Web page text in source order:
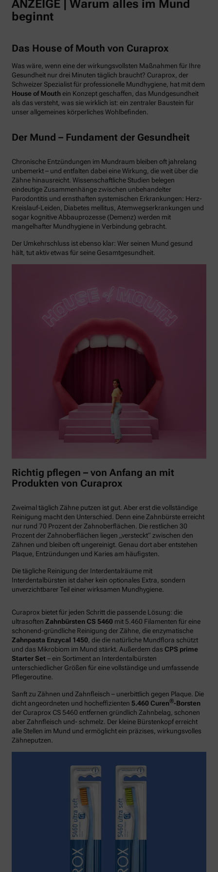
ANZEIGE | Warum alles im Mund
beginnt
Das House of Mouth von Curaprox
Was wäre, wenn eine der wirkungsvollsten Maßnahmen für Ihre
Gesundheit nur drei Minuten täglich braucht? Curaprox, der
Schweizer Spezialist für professionelle Mundhygiene, hat mit dem
House of Mouthein Konzept geschaffen, das Mundgesundheit
als das versteht, was sie wirklich ist: ein zentraler Baustein für
unser allgemeines körperliches Wohlbefinden.
Der Mund – Fundament der Gesundheit
Chronische Entzündungen im Mundraum bleiben oft jahrelang
unbemerkt – und entfalten dabei eine Wirkung, die weit über die
Zähne hinausreicht. Wissenschaftliche Studien belegen
eindeutige Zusammenhänge zwischen unbehandelter
Parodontitis und ernsthaften systemischen Erkrankungen: Herz-
Kreislauf-Leiden, Diabetes mellitus, Atemwegserkrankungen und
sogar kognitive Abbauprozesse (Demenz) werden mit
mangelhafter Mundhygiene in Verbindung gebracht.
Der Umkehrschluss ist ebenso klar: Wer seinen Mund gesund
hält, tut aktiv etwas für seine Gesamtgesundheit.
Richtig pflegen – von Anfang an mit
Produkten von Curaprox
Zweimal täglich Zähne putzen ist gut. Aber erst die vollständige
Reinigung macht den Unterschied. Denn eine Zahnbürste erreicht
nur rund 70 Prozent der Zahnoberflächen. Die restlichen 30
Prozent der Zahnoberflächen liegen „versteckt“ zwischen den
Zähnen und bleiben oft ungereinigt. Genau dort aber entstehen
Plaque, Entzündungen und Karies am häufigsten.
Die tägliche Reinigung der Interdentalräume mit
Interdentalbürsten ist daher kein optionales Extra, sondern
unverzichtbarer Teil einer wirksamen Mundhygiene.
Curaprox bietet für jeden Schritt die passende Lösung: die
ultrasoften Zahnbürsten CS 5460 mit 5.460 Filamenten für eine
schonend-gründliche Reinigung der Zähne, die enzymatische
Zahnpasta Enzycal 1450, die die natürliche Mundflora schützt
und das Mikrobiom im Mund stärkt. Außerdem das CPS prime
Starter Set– ein Sortiment an Interdentalbürsten
unterschiedlicher Größen für eine vollständige und umfassende
Pflegeroutine.
Sanft zu Zähnen und Zahnfleisch – unerbittlich gegen Plaque. Die
dicht angeordneten und hocheffizienten 5.460 Curen®-Borsten
der Curaprox CS 5460 entfernen gründlich Zahnbelag, schonen
aber Zahnfleisch und- schmelz. Der kleine Bürstenkopf erreicht
alle Stellen im Mund und ermöglicht ein präzises, wirkungsvolles
Zähneputzen.